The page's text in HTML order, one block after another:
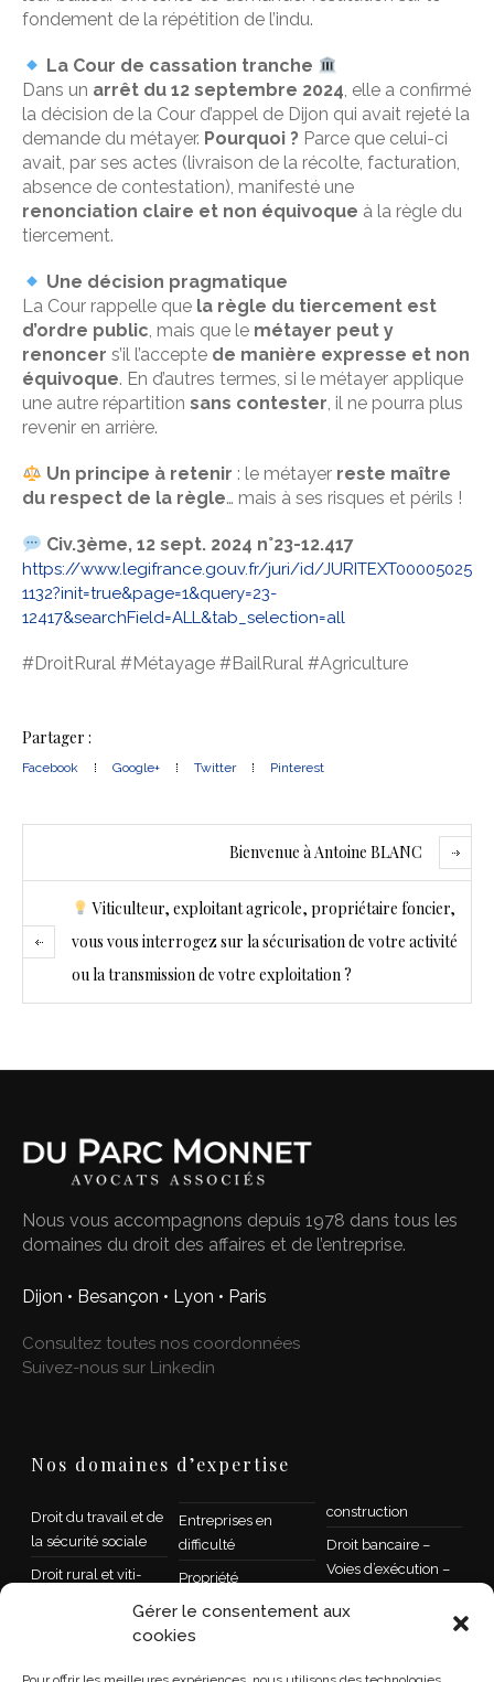
Gérer le consentement aux
cookies
fondement de la répétition de l’indu.
La Cour de cassation tranche
Dans un arrêt du 12 septembre 2024, elle a confirmé
la décision de la Cour d’appel de Dijon qui avait rejeté la
demande du métayer. Pourquoi ? Parce que celui-ci
avait, par ses actes (livraison de la récolte, facturation,
absence de contestation), manifesté une
renonciation claire et non équivoque à la règle du
tiercement.
Une décision pragmatique
La Cour rappelle que la règle du tiercement est
d’ordre public, mais que le métayer peut y
renoncer s’il l’accepte de manière expresse et non
équivoque. En d’autres termes, si le métayer applique
une autre répartition sans contester, il ne pourra plus
revenir en arrière.
Un principe à retenir : le métayer reste maître
du respect de la règle… mais à ses risques et périls !
Civ.3ème, 12 sept. 2024 n°23-12.417
https://www.legifrance.gouv.fr/juri/id/JURITEXT00005025
1132?init=true&page=1&query=23-
12417&searchField=ALL&tab_selection=all
#DroitRural #Métayage #BailRural #Agriculture
Partager :
Facebook Google+ Twitter Pinterest
Bienvenue à Antoine BLANC
Viticulteur, exploitant agricole, propriétaire foncier,
vous vous interrogez sur la sécurisation de votre activité
ou la transmission de votre exploitation ?
Nous vous accompagnons depuis 1978 dans tous les
domaines du droit des affaires et de l’entreprise.
Dijon • Besançon • Lyon • Paris
Consultez toutes nos coordonnées
Suivez-nous sur Linkedin
Nos domaines d’expertise
Droit du travail et de
la sécurité sociale
Droit rural et viti-
Droit des sociétés
Entreprises en
difficulté
Propriété
intellectuelle et droit
construction
Droit bancaire –
Voies d’exécution –